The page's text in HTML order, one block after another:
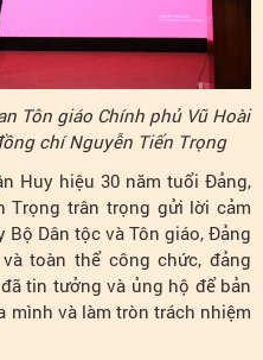
Tôn giáo Chính phủ Vũ Hoài
chí Nguyễn Tiến Trọng
Huy hiệu 30 năm tuổi Đảng,
Trọng trân trọng gửi lời cảm
Dân tộc và Tôn giáo, Đảng
toàn thể công chức, đảng
tin tưởng và ủng hộ để bản
mình và làm tròn trách nhiệm